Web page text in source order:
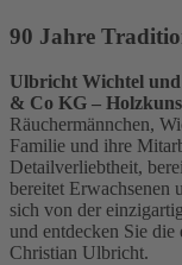
90 Jahre
Ulbricht Wichtel
& Co KG –
Räuchermännchen,
Familie und ihre
Detailverliebtheit,
bereitet Erwachsenen
sich von der
und entdecken Sie
Christian Ulbricht.